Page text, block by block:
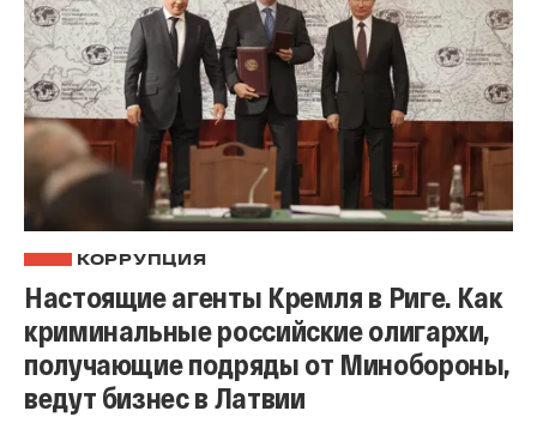
КОРРУПЦИЯ
Настоящие агенты Кремля в Риге. Как
криминальные российские олигархи,
получающие подряды от Минобороны,
ведут бизнес в Латвии